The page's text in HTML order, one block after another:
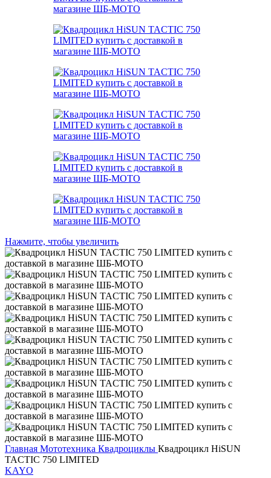
Нажмите, чтобы увеличить
Главная Мототехника Квадроциклы Квадроцикл HiSUN
TACTIC 750 LIMITED
KAYO